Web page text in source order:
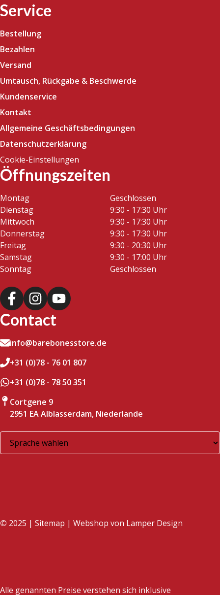
Service
Bestellung
Bezahlen
Versand
Umtausch, Rückgabe & Beschwerde
Kundenservice
Kontakt
Allgemeine Geschäftsbedingungen
Datenschutzerklärung
Cookie-Einstellungen
Öffnungszeiten
Montag
Geschlossen
Dienstag
9:30 - 17:30 Uhr
Mittwoch
9:30 - 17:30 Uhr
Donnerstag
9:30 - 17:30 Uhr
Freitag
9:30 - 20:30 Uhr
Samstag
9:30 - 17:00 Uhr
Sonntag
Geschlossen
Contact
info@barebonesstore.de
+31 (0)78 - 76 01 807
+31 (0)78 - 78 50 351
Cortgene 9
2951 EA Alblasserdam, Niederlande
© 2025 | Sitemap | Webshop von Lamper Design
Alle genannten Preise verstehen sich inklusive